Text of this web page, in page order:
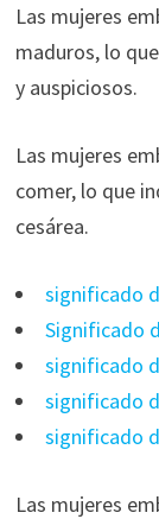
Las mujeres
maduros, lo
y auspiciosos.
Las mujeres
comer, lo que
cesárea.
significado
Significado
significado
significado
significado
Las mujeres